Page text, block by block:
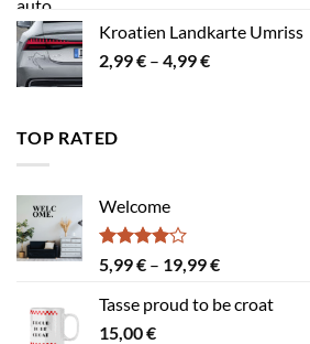
4,99 €
Kroatien Landkarte Umriss
2,99€ – 4,99€Preisspanne:
TOP RATED
Welcome
Bewertet
mit
von 5
5,99€ – 19,99€Preisspanne:
bis
Tasse proud to be croat
15,00€